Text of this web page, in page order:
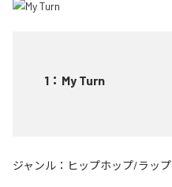
1 ： My Turn
ジャンル： ヒップホップ/ラップ